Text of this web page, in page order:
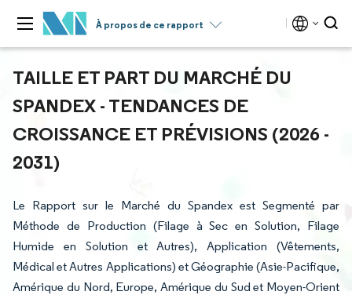
À propos de ce rapport
TAILLE ET PART DU MARCHÉ DU
SPANDEX - TENDANCES DE
CROISSANCE ET PRÉVISIONS (2026 -
2031)
Le Rapport sur le Marché du Spandex est Segmenté par
Méthode de Production (Filage à Sec en Solution, Filage
Humide en Solution et Autres), Application (Vêtements,
Médical et Autres Applications) et Géographie (Asie-Pacifique,
Amérique du Nord, Europe, Amérique du Sud et Moyen-Orient